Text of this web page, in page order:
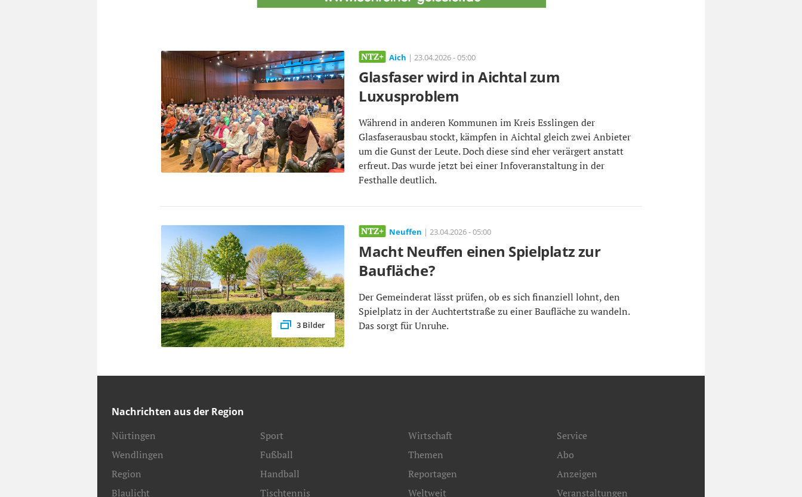
Aich | 23.04.2026 - 05:00
Glasfaser wird in Aichtal zum
Luxusproblem
Während in anderen Kommunen im Kreis Esslingen der
Glasfaserausbau stockt, kämpfen in Aichtal gleich zwei Anbieter
um die Gunst der Leute. Doch diese sind eher verärgert anstatt
erfreut. Das wurde jetzt bei einer Infoveranstaltung in der
Festhalle deutlich.
3 Bilder
Neuffen | 23.04.2026 - 05:00
Macht Neuffen einen Spielplatz zur
Baufläche?
Der Gemeinderat lässt prüfen, ob es sich finanziell lohnt, den
Spielplatz in der Auchtertstraße zu einer Baufläche zu wandeln.
Das sorgt für Unruhe.
Nachrichten aus der Region
Nürtingen
Wendlingen
Region
Blaulicht
Sport
Fußball
Handball
Tischtennis
Wirtschaft
Themen
Reportagen
Weltweit
Service
Abo
Anzeigen
Veranstaltungen